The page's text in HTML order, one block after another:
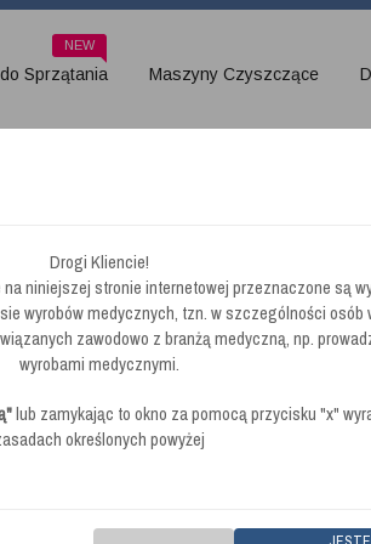
Sprzątania
NEW
Maszyny Czyszczące
(Gwint)
Kij / Drążek Aluminiowy Vileda Wkręcany (Gwint)
Drogi Kliencie!
niniejszej stronie internetowej przeznaczone są
wyrobów medycznych, tzn. w szczególności osób
zawodowo z branżą medyczną, np.
wyrobami medycznymi.
lub zamykając to okno za pomocą przycisku "x"
określonych powyżej